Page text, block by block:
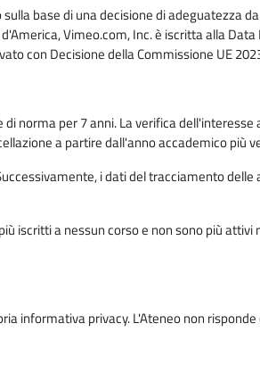
base di una decisione di adeguatezza
Vimeo.com, Inc. è iscritta alla
con Decisione della Commissione UE
per 7 anni. La verifica
a partire dall'anno accademico più
i dati del tracciamento
a nessun corso e non sono più
informativa privacy. L'Ateneo non